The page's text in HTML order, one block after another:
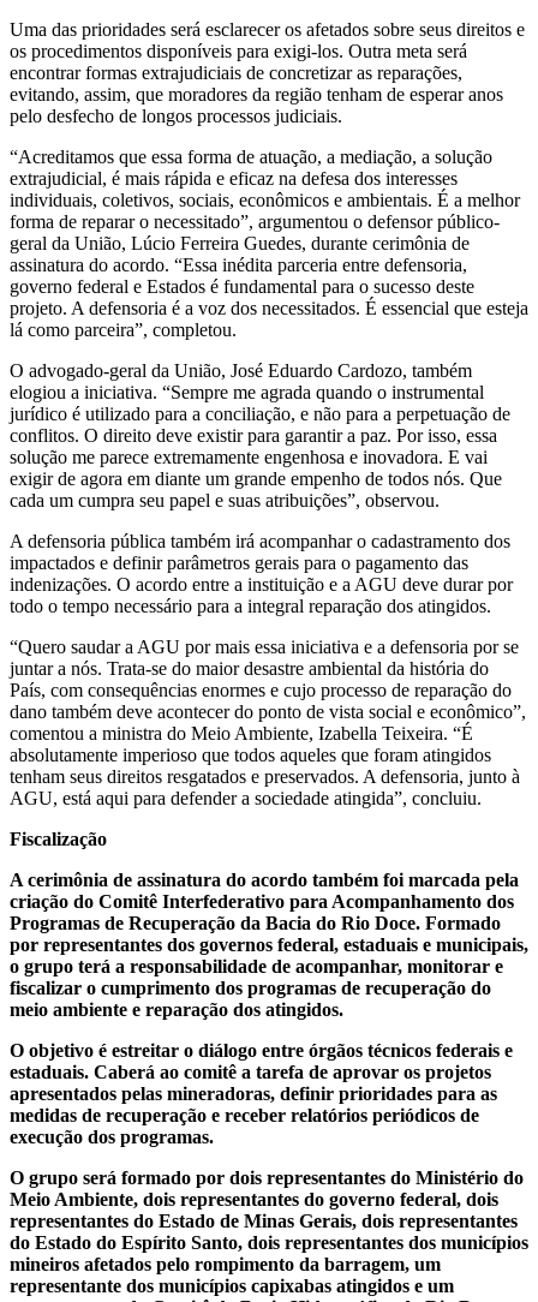
Uma das prioridades será esclarecer os afetados sobre seus direitos e
os procedimentos disponíveis para exigi-los. Outra meta será
encontrar formas extrajudiciais de concretizar as reparações,
evitando, assim, que moradores da região tenham de esperar anos
pelo desfecho de longos processos judiciais.
“Acreditamos que essa forma de atuação, a mediação, a solução
extrajudicial, é mais rápida e eficaz na defesa dos interesses
individuais, coletivos, sociais, econômicos e ambientais. É a melhor
forma de reparar o necessitado”, argumentou o defensor público-
geral da União, Lúcio Ferreira Guedes, durante cerimônia de
assinatura do acordo. “Essa inédita parceria entre defensoria,
governo federal e Estados é fundamental para o sucesso deste
projeto. A defensoria é a voz dos necessitados. É essencial que esteja
lá como parceira”, completou.
O advogado-geral da União, José Eduardo Cardozo, também
elogiou a iniciativa. “Sempre me agrada quando o instrumental
jurídico é utilizado para a conciliação, e não para a perpetuação de
conflitos. O direito deve existir para garantir a paz. Por isso, essa
solução me parece extremamente engenhosa e inovadora. E vai
exigir de agora em diante um grande empenho de todos nós. Que
cada um cumpra seu papel e suas atribuições”, observou.
A defensoria pública também irá acompanhar o cadastramento dos
impactados e definir parâmetros gerais para o pagamento das
indenizações. O acordo entre a instituição e a AGU deve durar por
todo o tempo necessário para a integral reparação dos atingidos.
“Quero saudar a AGU por mais essa iniciativa e a defensoria por se
juntar a nós. Trata-se do maior desastre ambiental da história do
País, com consequências enormes e cujo processo de reparação do
dano também deve acontecer do ponto de vista social e econômico”,
comentou a ministra do Meio Ambiente, Izabella Teixeira. “É
absolutamente imperioso que todos aqueles que foram atingidos
tenham seus direitos resgatados e preservados. A defensoria, junto à
AGU, está aqui para defender a sociedade atingida”, concluiu.
Fiscalização
A cerimônia de assinatura do acordo também foi marcada pela
criação do Comitê Interfederativo para Acompanhamento dos
Programas de Recuperação da Bacia do Rio Doce. Formado
por representantes dos governos federal, estaduais e municipais,
o grupo terá a responsabilidade de acompanhar, monitorar e
fiscalizar o cumprimento dos programas de recuperação do
meio ambiente e reparação dos atingidos.
O objetivo é estreitar o diálogo entre órgãos técnicos federais e
estaduais. Caberá ao comitê a tarefa de aprovar os projetos
apresentados pelas mineradoras, definir prioridades para as
medidas de recuperação e receber relatórios periódicos de
execução dos programas.
O grupo será formado por dois representantes do Ministério do
Meio Ambiente, dois representantes do governo federal, dois
representantes do Estado de Minas Gerais, dois representantes
do Estado do Espírito Santo, dois representantes dos municípios
mineiros afetados pelo rompimento da barragem, um
representante dos municípios capixabas atingidos e um